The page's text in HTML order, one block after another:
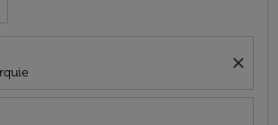
close